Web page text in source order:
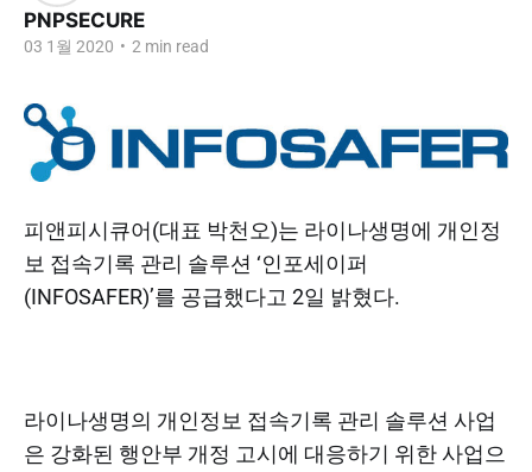
PNPSECURE
03 1월 2020 • 2 min read
피앤피시큐어(대표 박천오)는 라이나생명에 개인정
보 접속기록 관리 솔루션 ‘인포세이퍼
(INFOSAFER)’를 공급했다고 2일 밝혔다.
라이나생명의 개인정보 접속기록 관리 솔루션 사업
은 강화된 행안부 개정 고시에 대응하기 위한 사업으